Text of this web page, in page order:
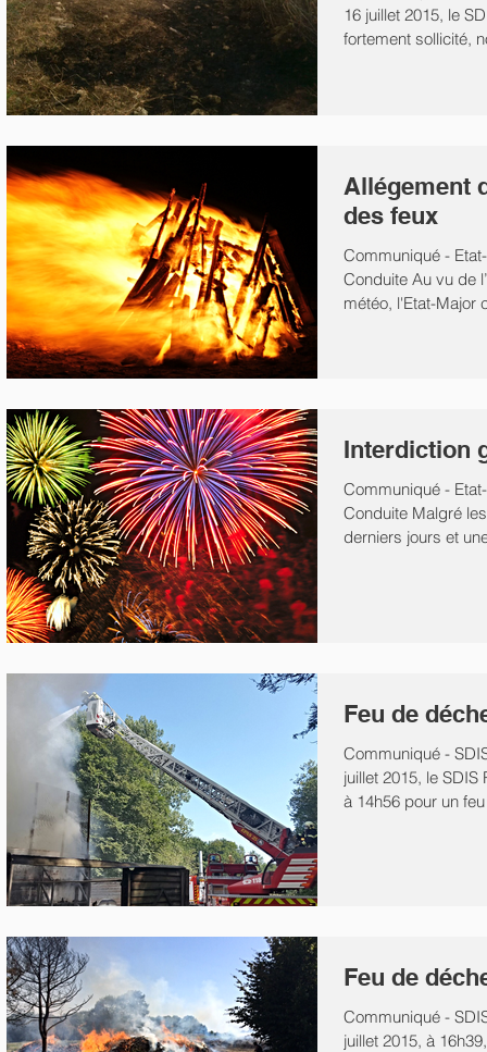
16 juillet 2015, le
fortement sollicité,
Allégement
des feux
Communiqué -
Conduite Au vu de
météo, l'Etat-Major
Interdiction
Communiqué -
Conduite Malgré
derniers jours et
Feu de
Communiqué -
juillet 2015, le
à 14h56 pour un
Feu de
Communiqué -
juillet 2015, à